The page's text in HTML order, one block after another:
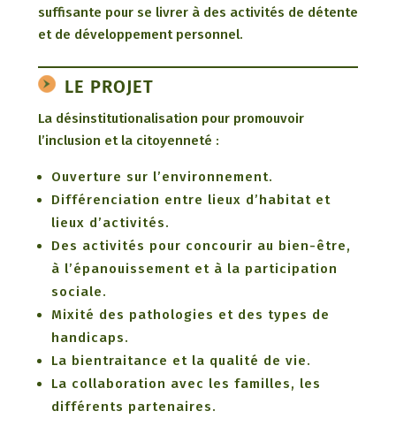
suffisante pour se livrer à des activités de détente
et de développement personnel.
LE PROJET
La désinstitutionalisation pour promouvoir
l’inclusion et la citoyenneté :
Ouverture sur l’environnement.
Différenciation entre lieux d’habitat et
lieux d’activités.
Des activités pour concourir au bien-être,
à l’épanouissement et à la participation
sociale.
Mixité des pathologies et des types de
handicaps.
La bientraitance et la qualité de vie.
La collaboration avec les familles, les
différents partenaires.